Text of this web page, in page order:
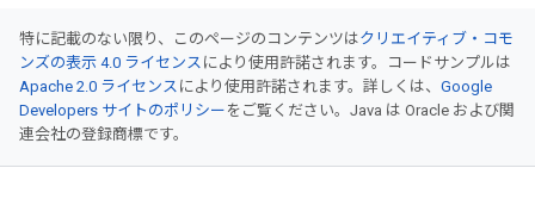
特に記載のない限り、このページのコンテンツはクリエイティブ・コモ
ンズの表示 4.0 ライセンス により使用許諾されます。コードサンプルは
Apache 2.0 ライセンス により使用許諾されます。詳しくは、 Google
Developers サイトのポリシー をご覧ください。Java は Oracle および関
連会社の登録商標です。